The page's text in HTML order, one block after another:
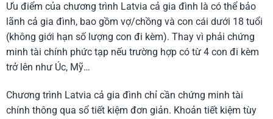
Ưu điểm của chương trình Latvia cả gia đình là có thể bảo
lãnh cả gia đình, bao gồm vợ/chồng và con cái dưới 18 tuổi
(không giới hạn số lượng con đi kèm). Thay vì phải chứng
minh tài chính phức tạp nếu trường hợp có từ 4 con đi kèm
trở lên như Úc, Mỹ…
Chương trình Latvia cả gia đình chỉ cần chứng minh tài
chính thông qua sổ tiết kiệm đơn giản. Khoản tiết kiệm tùy